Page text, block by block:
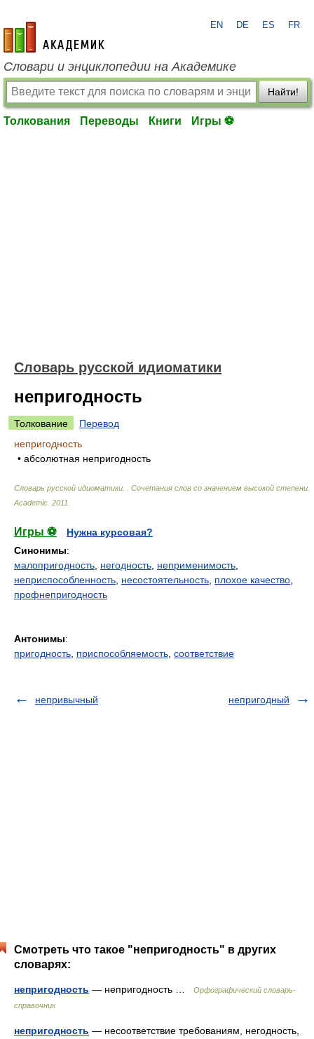
academic.ru
EN DE ES FR
Словари и энциклопедии на Академике
Найти!
Толкования Переводы Книги Игры ⚽
Словарь русской идиоматики
непригодность
Толкование
Перевод
непригодность
• абсолютная непригодность
Словарь русской идиоматики. . Сочетания слов со значением высокой степени
Academic 2011
Игры ⚽
Нужна курсовая?
Синонимы:
малопригодность негодность неприменимость
неприспособленность несостоятельность плохое качество
профнепригодность
Антонимы:
пригодность приспособляемость соответствие
непривычный непригодный
Смотреть что такое "непригодность" в других
словарях:
непригодность — непригодность …
Орфографический словарь-
справочник
непригодность — несоответствие требованиям, негодность,